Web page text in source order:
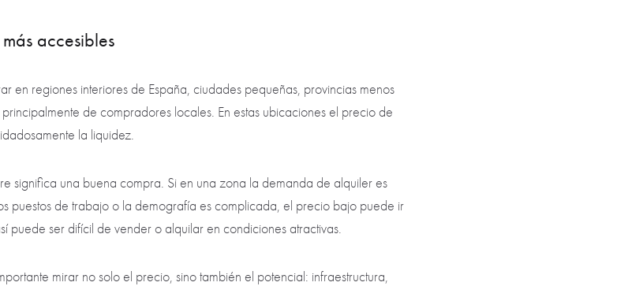
accesibles
en regiones interiores de España, ciudades pequeñas, provincias menos
de compradores locales. En estas ubicaciones el precio de
la liquidez.
significa una buena compra. Si en una zona la demanda de alquiler es
puestos de trabajo o la demografía es complicada, el precio bajo puede ir
puede ser difícil de vender o alquilar en condiciones atractivas.
mirar no solo el precio, sino también el potencial: infraestructura,